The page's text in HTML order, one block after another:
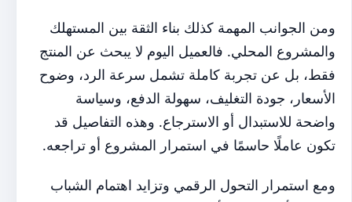
ومن الجوانب المهمة كذلك بناء الثقة بين المستهلك
والمشروع المحلي. فالعميل اليوم لا يبحث عن المنتج
فقط، بل عن تجربة كاملة تشمل سرعة الرد، وضوح
الأسعار، جودة التغليف، سهولة الدفع، وسياسة
واضحة للاستبدال أو الاسترجاع. وهذه التفاصيل قد
تكون عاملًا حاسمًا في استمرار المشروع أو تراجعه.
ومع استمرار التحول الرقمي وتزايد اهتمام الشباب